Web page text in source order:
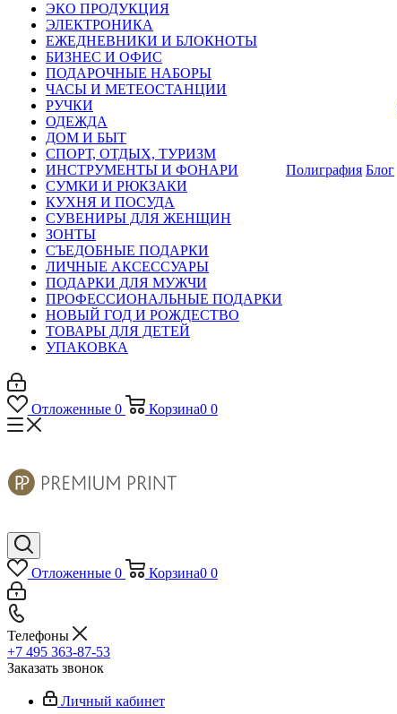
ЭКО ПРОДУКЦИЯ
ЭЛЕКТРОНИКА
ЕЖЕДНЕВНИКИ И БЛОКНОТЫ
БИЗНЕС И ОФИС
ПОДАРОЧНЫЕ НАБОРЫ
ЧАСЫ И МЕТЕОСТАНЦИИ
РУЧКИ
ОДЕЖДА
ДОМ И БЫТ
СПОРТ, ОТДЫХ, ТУРИЗМ
ИНСТРУМЕНТЫ И ФОНАРИ
СУМКИ И РЮКЗАКИ
КУХНЯ И ПОСУДА
СУВЕНИРЫ ДЛЯ ЖЕНЩИН
ЗОНТЫ
СЪЕДОБНЫЕ ПОДАРКИ
ЛИЧНЫЕ АКСЕССУАРЫ
ПОДАРКИ ДЛЯ МУЖЧИ
ПРОФЕССИОНАЛЬНЫЕ ПОДАРКИ
НОВЫЙ ГОД И РОЖДЕСТВО
ТОВАРЫ ДЛЯ ДЕТЕЙ
УПАКОВКА
Полиграфия Блог
Отложенные 0 Корзина0 0
Отложенные 0 Корзина0 0
Телефоны
+7 495 363-87-53
Заказать звонок
Личный кабинет